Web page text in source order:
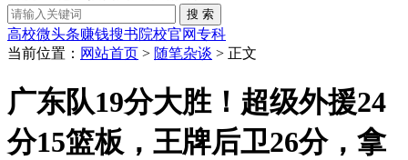
高校微头条赚钱搜书院校官网专科
当前位置： 网站首页 > 随笔杂谈 > 正文
广东队19分大胜！超级外援24
分15篮板，王牌后卫26分，拿